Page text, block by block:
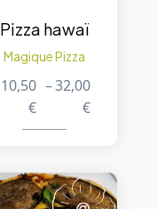
Pizza hawaï
Magique Pizza
10,50
€
–32,00
€